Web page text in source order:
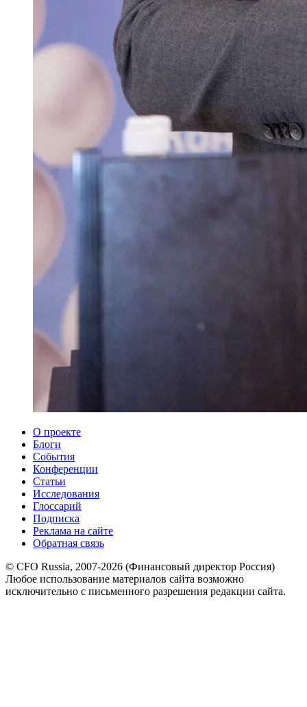
О проекте
Блоги
События
Конференции
Статьи
Исследования
Глоссарий
Подписка
Реклама на сайте
Обратная связь
© CFO Russia, 2007-2026 (Финансовый директор Россия)
Любое использование материалов сайта возможно
исключительно с письменного разрешения редакции сайта.